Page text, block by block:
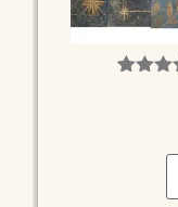
waarderin